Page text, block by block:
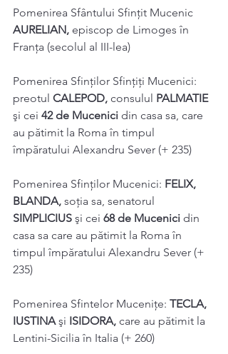
Pomenirea Sfântului Sfințit Mucenic
AURELIAN, episcop de Limoges în
Franța (secolul al III-lea)
Pomenirea Sfinților Sfințiți Mucenici:
preotul CALEPOD, consulul PALMATIE
şi cei 42 de Mucenici din casa sa, care
au pătimit la Roma în timpul
împăratului Alexandru Sever (+ 235)
Pomenirea Sfinților Mucenici: FELIX,
BLANDA, soţia sa, senatorul
SIMPLICIUS şi cei 68 de Mucenici din
casa sa care au pătimit la Roma în
timpul împăratului Alexandru Sever (+
235)
Pomenirea Sfintelor Muceniţe: TECLA,
IUSTINA şi ISIDORA, care au pătimit la
Lentini-Sicilia în Italia (+ 260)